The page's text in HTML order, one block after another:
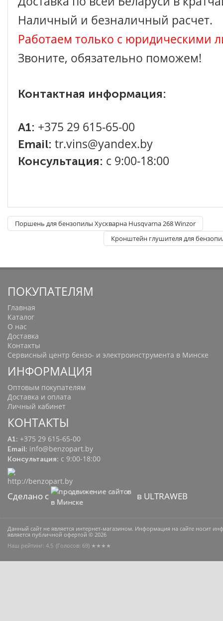
Наличный и безналичный расчет.
Работаем только с юридическими
Звоните, обязательно поможем!
Контактная информация:
A1: +375 29 615-65-00
Email: tr.vins@yandex.by
Консультация: с 9:00-18:00
Поршень для бензопилы Хускварна Husqvarna 268 Winzor
Кронштейн глушителя для
ПОКУПАТЕЛЯМ
Главная
Каталог
О нас
Доставка
Контакты
Сервисный центр бензо- и электроинструмента в Минске
ИНФОРМАЦИЯ
Оптовым покупателям
Доставка и оплата
Личный кабинет
КОНТАКТЫ
A1: +375 29 615-65-00
Email: info@benzopart.by
Консультация: с 9:00-18:00
Сделано с в ULTRAWEB
Данный сайт не является интернет-магазином. Информация на сайте носит
является публичной офертой © 2026
Наш рейтинг: 4.5 (Голосов: 69) ★★★★